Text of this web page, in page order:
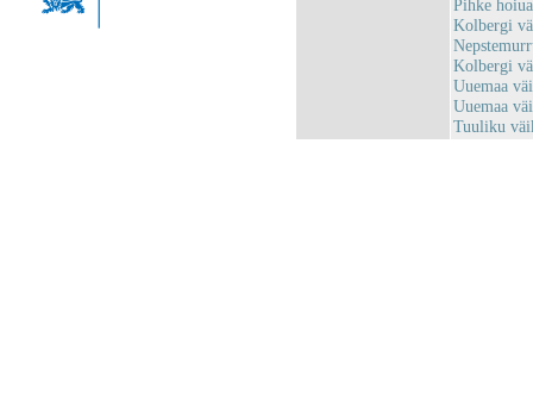
Pihke
Kolbergi
Kolbergi
Uuemaa
Uuemaa
Tuuliku